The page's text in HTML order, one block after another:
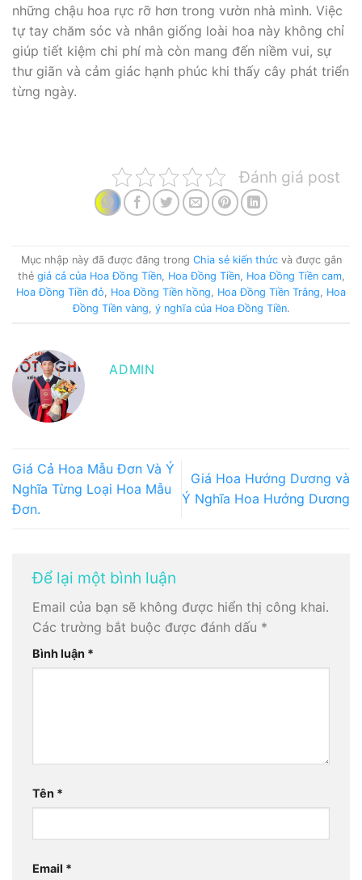
những chậu hoa rực rỡ hơn trong vườn nhà mình. Việc
tự tay chăm sóc và nhân giống loài hoa này không chỉ
giúp tiết kiệm chi phí mà còn mang đến niềm vui, sự
thư giãn và cảm giác hạnh phúc khi thấy cây phát triển
từng ngày.
Đánh giá post
Mục nhập này đã được đăng trong Chia sẻ kiến thứcvà được gắn
thẻ giả cả của Hoa Đồng Tiền, Hoa Đồng Tiền, Hoa Đồng Tiền cam,
Hoa Đồng Tiền đỏ
Hoa Đồng Tiền hồng Hoa Đồng Tiền Trắng
Hoa
Đồng Tiền vàng ý nghĩa của Hoa Đồng Tiền.
ADMIN
Giá Cả Hoa Mẫu Đơn Và Ý
Nghĩa Từng Loại Hoa Mẫu
Đơn.
Giá Hoa Hướng Dương và
Ý Nghĩa Hoa Hướng Dương
Để lại một bình luận
Email của bạn sẽ không được hiển thị công khai.
Các trường bắt buộc được đánh dấu *
Bình luận *
Tên *
Email *